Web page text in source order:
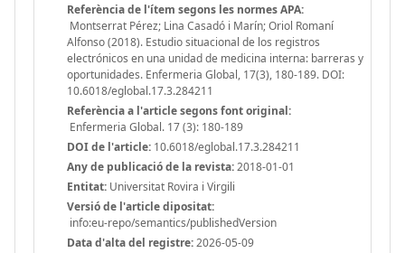
Referència de l'ítem segons les normes APA:
Montserrat Pérez; Lina Casadó i Marín; Oriol Romaní
Alfonso (2018). Estudio situacional de los registros
electrónicos en una unidad de medicina interna: barreras y
oportunidades. Enfermeria Global, 17(3), 180-189. DOI:
10.6018/eglobal.17.3.284211
Referència a l'article segons font original:
Enfermeria Global. 17 (3): 180-189
DOI de l'article: 10.6018/eglobal.17.3.284211
Any de publicació de la revista:2018-01-01
Entitat: Universitat Rovira i Virgili
Versió de l'article dipositat:
info:eu-repo/semantics/publishedVersion
Data d'alta del registre:2026-05-09